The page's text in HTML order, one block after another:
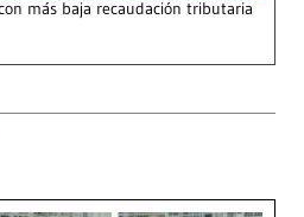
más baja recaudación tributaria